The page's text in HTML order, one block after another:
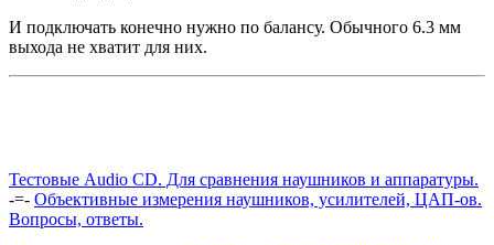
И подключать конечно нужно по балансу. Обычного 6.3 мм
выхода не хватит для них.
Тестовые Audio CD. Для сравнения наушников и аппаратуры.
-=- Объективные измерения наушников, усилителей, ЦАП-ов.
Вопросы, ответы.